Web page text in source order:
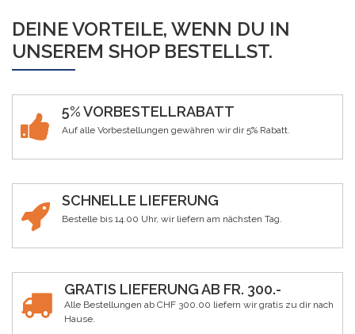
DEINE VORTEILE, WENN DU IN
UNSEREM SHOP BESTELLST.
5% VORBESTELLRABATT
Auf alle Vorbestellungen gewähren wir dir 5% Rabatt.
SCHNELLE LIEFERUNG
Bestelle bis 14.00 Uhr, wir liefern am nächsten Tag.
GRATIS LIEFERUNG AB FR. 300.-
Alle Bestellungen ab CHF 300.00 liefern wir gratis zu dir nach
Hause.